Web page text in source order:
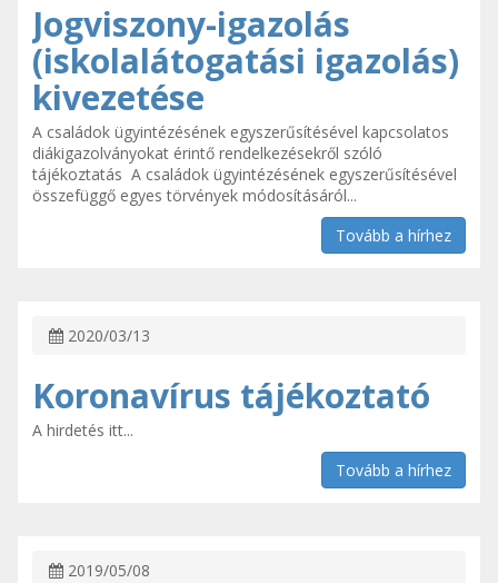
Jogviszony-igazolás
(iskolalátogatási igazolás)
kivezetése
A családok ügyintézésének egyszerűsítésével kapcsolatos
diákigazolványokat érintő rendelkezésekről szóló
tájékoztatás A családok ügyintézésének egyszerűsítésével
összefüggő egyes törvények módosításáról...
Tovább a hírhez
2020/03/13
Koronavírus tájékoztató
A hirdetés itt...
Tovább a hírhez
2019/05/08